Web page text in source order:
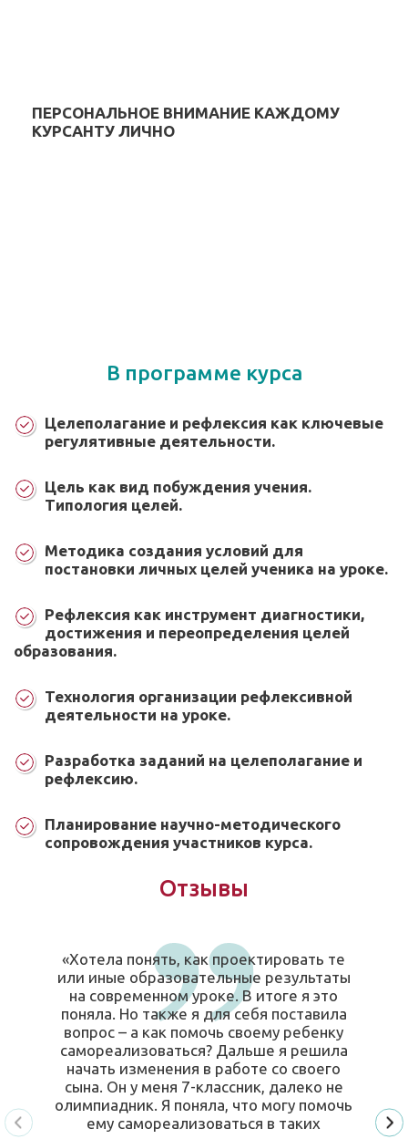
ПЕРСОНАЛЬНОЕ ВНИМАНИЕ КАЖДОМУ
КУРСАНТУ ЛИЧНО
В программе курса
Целеполагание и рефлексия как ключевые
регулятивные деятельности.
Цель как вид побуждения учения.
Типология целей.
Методика создания условий для
постановки личных целей ученика на уроке.
Рефлексия как инструмент диагностики,
достижения и переопределения целей
образования.
Технология организации рефлексивной
деятельности на уроке.
Разработка заданий на целеполагание и
рефлексию.
Планирование научно-методического
сопровождения участников курса.
Отзывы
«Хотела понять, как проектировать те
или иные образовательные результаты
на современном уроке. В итоге я это
поняла. Но также я для себя поставила
вопрос – а как помочь своему ребенку
самореализоваться? Дальше я решила
начать изменения в работе со своего
сына. Он у меня 7-классник, далеко не
олимпиадник. Я поняла, что могу помочь
ему самореализоваться в таких